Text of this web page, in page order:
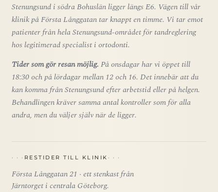
Stenungsund i södra Bohuslän ligger längs E6. Vägen till vår
klinik på Första Långgatan tar knappt en timme. Vi tar emot
patienter från hela Stenungsund-området för tandreglering
hos legitimerad specialist i ortodonti.
Tider som gör resan möjlig. På onsdagar har vi öppet till
18:30 och på lördagar mellan 12 och 16. Det innebär att du
kan komma från Stenungsund efter arbetstid eller på helgen.
Behandlingen kräver samma antal kontroller som för alla
andra, men du väljer själv när de ligger.
RESTIDER TILL KLINIK
Första Långgatan 21 · ett stenkast från
Järntorget i centrala Göteborg.